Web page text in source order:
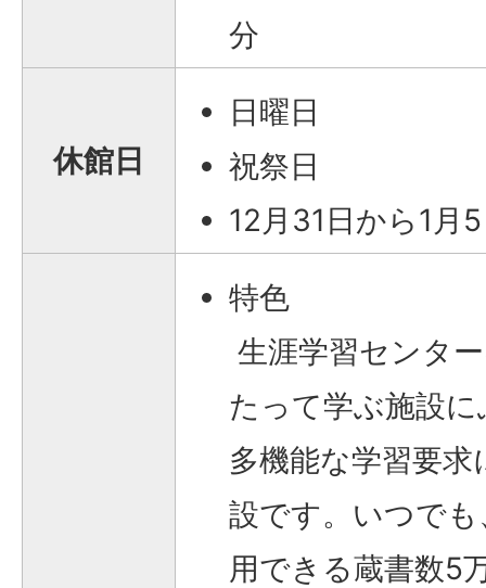
分
休館日
日曜日
祝祭日
12月31日から1月
特色
生涯学習センタ
たって学ぶ施設
多機能な学習要
設です。いつで
用できる蔵書数5